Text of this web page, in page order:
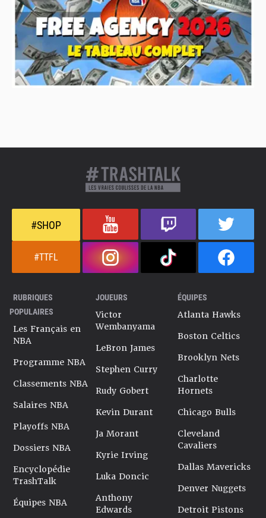
#SHOP
#TTFL
RUBRIQUES
POPULAIRES
Les Français en
NBA
Programme NBA
Classements NBA
Salaires NBA
Playoffs NBA
Dossiers NBA
Encyclopédie
TrashTalk
Équipes NBA
JOUEURS
Victor
Wembanyama
LeBron James
Stephen Curry
Rudy Gobert
Kevin Durant
Ja Morant
Kyrie Irving
Luka Doncic
Anthony
Edwards
ÉQUIPES
Atlanta Hawks
Boston Celtics
Brooklyn Nets
Charlotte
Hornets
Chicago Bulls
Cleveland
Cavaliers
Dallas Mavericks
Denver Nuggets
Detroit Pistons